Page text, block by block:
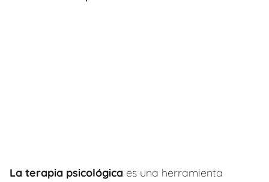
La terapia psicológica es una herramienta